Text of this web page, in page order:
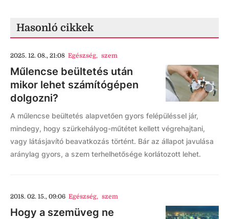
Hasonló cikkek
2025. 12. 08., 21:08 Egészség, szem
Műlencse beültetés után
mikor lehet számítógépen
dolgozni?
A műlencse beültetés alapvetően gyors felépüléssel jár,
mindegy, hogy szürkehályog-műtétet kellett végrehajtani,
vagy látásjavító beavatkozás történt. Bár az állapot javulása
aránylag gyors, a szem terhelhetősége korlátozott lehet.
2018. 02. 15., 09:06 Egészség, szem
Hogy a szemüveg ne